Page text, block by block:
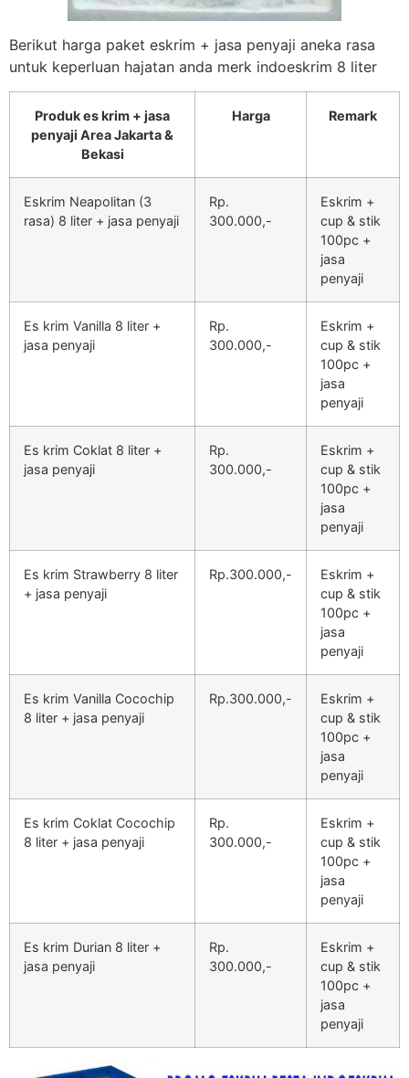
Berikut harga paket eskrim + jasa penyaji aneka rasa
untuk keperluan hajatan anda merk indoeskrim 8 liter
Produk es krim + jasa
penyaji Area Jakarta &
Bekasi
Harga Remark
Eskrim Neapolitan (3
rasa) 8 liter + jasa penyaji
Rp.
300.000,-
Eskrim +
cup & stik
100pc +
jasa
penyaji
Es krim Vanilla 8 liter +
jasa penyaji
Rp.
300.000,-
Eskrim +
cup & stik
100pc +
jasa
penyaji
Es krim Coklat 8 liter +
jasa penyaji
Rp.
300.000,-
Eskrim +
cup & stik
100pc +
jasa
penyaji
Es krim Strawberry 8 liter
+ jasa penyaji
Rp.300.000,-
Eskrim +
cup & stik
100pc +
jasa
penyaji
Es krim Vanilla Cocochip
8 liter + jasa penyaji
Rp.300.000,-
Eskrim +
cup & stik
100pc +
jasa
penyaji
Es krim Coklat Cocochip
8 liter + jasa penyaji
Rp.
300.000,-
Eskrim +
cup & stik
100pc +
jasa
penyaji
Es krim Durian 8 liter +
jasa penyaji
Rp.
300.000,-
Eskrim +
cup & stik
100pc +
jasa
penyaji